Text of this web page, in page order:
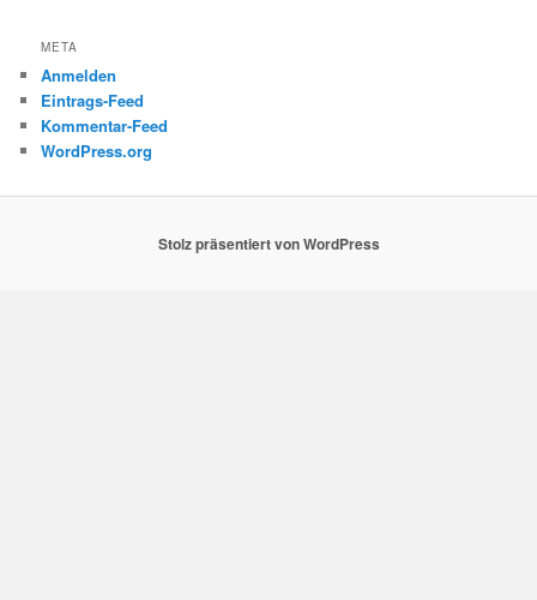
META
Anmelden
Eintrags-Feed
Kommentar-Feed
WordPress.org
Stolz präsentiert von WordPress